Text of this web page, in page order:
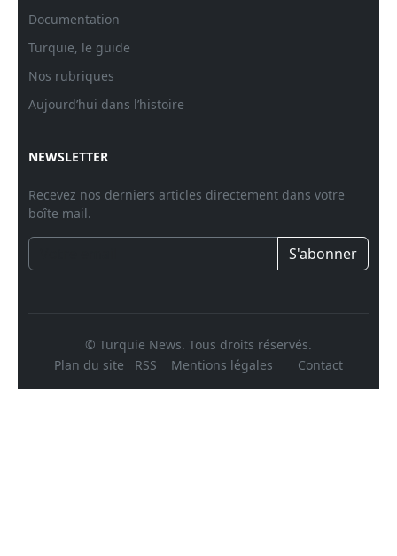
Documentation
Turquie, le guide
Nos rubriques
Aujourd’hui dans l’histoire
NEWSLETTER
Recevez nos derniers articles directement dans votre
boîte mail.
S'abonner
© Turquie News. Tous droits réservés.
Plan du site
RSS Mentions légales Contact